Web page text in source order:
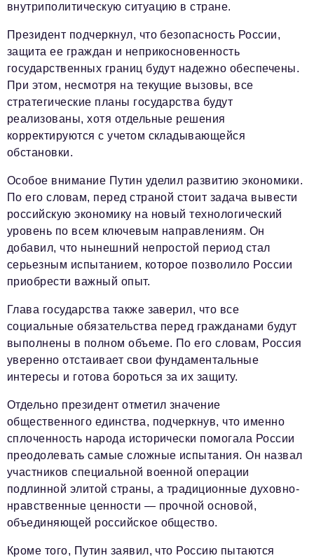
внутриполитическую ситуацию в стране.
Президент подчеркнул, что безопасность России,
защита ее граждан и неприкосновенность
государственных границ будут надежно обеспечены.
При этом, несмотря на текущие вызовы, все
стратегические планы государства будут
реализованы, хотя отдельные решения
корректируются с учетом складывающейся
обстановки.
Особое внимание Путин уделил развитию экономики.
По его словам, перед страной стоит задача вывести
российскую экономику на новый технологический
уровень по всем ключевым направлениям. Он
добавил, что нынешний непростой период стал
серьезным испытанием, которое позволило России
приобрести важный опыт.
Глава государства также заверил, что все
социальные обязательства перед гражданами будут
выполнены в полном объеме. По его словам, Россия
уверенно отстаивает свои фундаментальные
интересы и готова бороться за их защиту.
Отдельно президент отметил значение
общественного единства, подчеркнув, что именно
сплоченность народа исторически помогала России
преодолевать самые сложные испытания. Он назвал
участников специальной военной операции
подлинной элитой страны, а традиционные духовно-
нравственные ценности — прочной основой,
объединяющей российское общество.
Кроме того, Путин заявил, что Россию пытаются